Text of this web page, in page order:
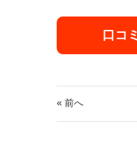
口コ
« 前へ